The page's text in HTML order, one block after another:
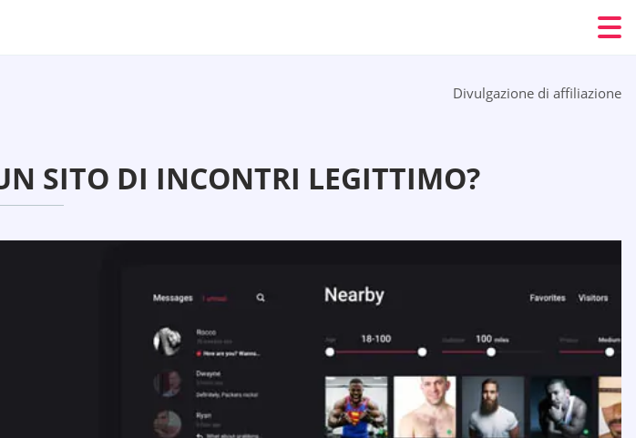
Divulgazione di affiliazione
SITO DI INCONTRI LEGITTIMO?